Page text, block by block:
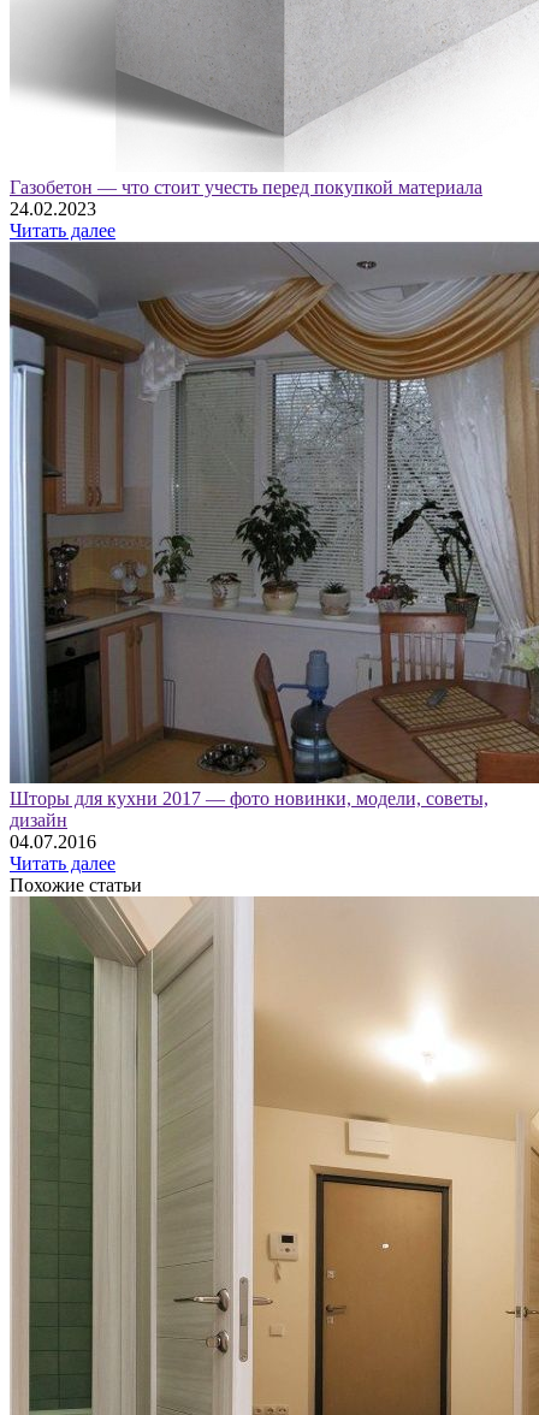
Газобетон — что стоит учесть перед покупкой материала
24.02.2023
Читать далее
Шторы для кухни 2017 — фото новинки, модели, советы,
дизайн
04.07.2016
Читать далее
Похожие статьи